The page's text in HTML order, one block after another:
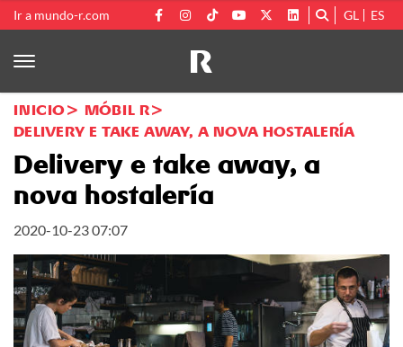
Ir a mundo-r.com GL ES
INICIO
MÓBIL R
DELIVERY E TAKE AWAY, A NOVA HOSTALERÍA
Delivery e take away, a
nova hostalería
2020-10-23 07:07